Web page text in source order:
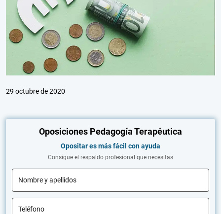
29 octubre de 2020
Oposiciones Pedagogía Terapéutica
Opositar es más fácil con ayuda
Consigue el respaldo profesional que necesitas
Nombre y apellidos
Teléfono